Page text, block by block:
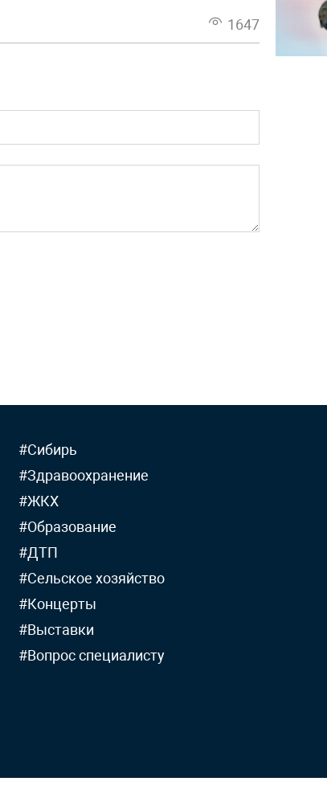
1647
#Сибирь
#Здравоохранение
#ЖКХ
#Образование
#ДТП
#Сельское хозяйство
#Концерты
#Выставки
#Вопрос специалисту